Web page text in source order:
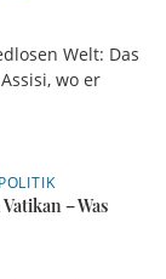
Welt: Das
wo er
– Was